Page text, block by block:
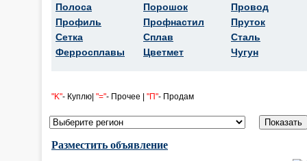
Полоса
Профиль
Сетка
Ферросплавы
Порошок
Профнастил
Сплав
Цветмет
Провод
Пруток
Сталь
Чугун
"K"- Куплю| "="- Прочее | "П"- Продам
Разместить объявление